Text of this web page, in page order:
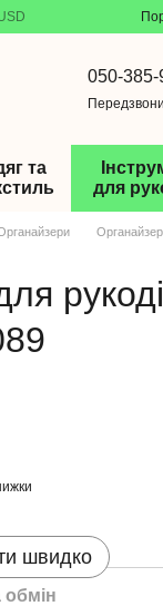
050-385-
та
для
швидко
обмін